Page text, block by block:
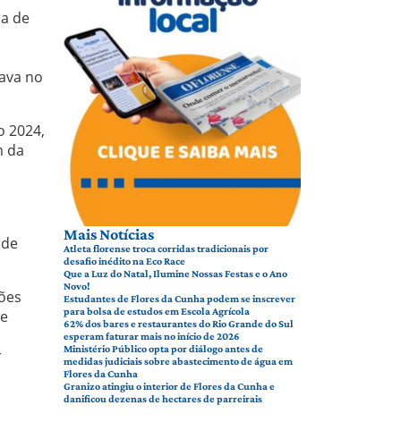
de
no
2024,
da
Mais Notícias
Atleta florense troca corridas tradicionais por
desafio inédito na Eco Race
Que a Luz do Natal, Ilumine Nossas Festas e o Ano
Novo!
Estudantes de Flores da Cunha podem se inscrever
para bolsa de estudos em Escola Agrícola
62% dos bares e restaurantes do Rio Grande do Sul
esperam faturar mais no início de 2026
Ministério Público opta por diálogo antes de
medidas judiciais sobre abastecimento de água em
Flores da Cunha
Granizo atingiu o interior de Flores da Cunha e
danificou dezenas de hectares de parreirais